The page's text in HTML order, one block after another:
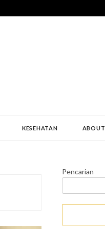
KESEHATAN
Pencarian